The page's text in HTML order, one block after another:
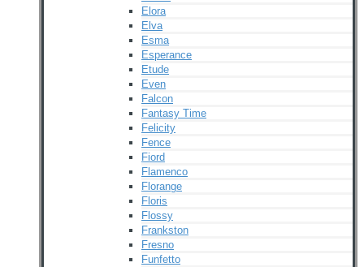
Elora
Elva
Esma
Esperance
Etude
Even
Falcon
Fantasy Time
Felicity
Fence
Fiord
Flamenco
Florange
Floris
Flossy
Frankston
Fresno
Funfetto